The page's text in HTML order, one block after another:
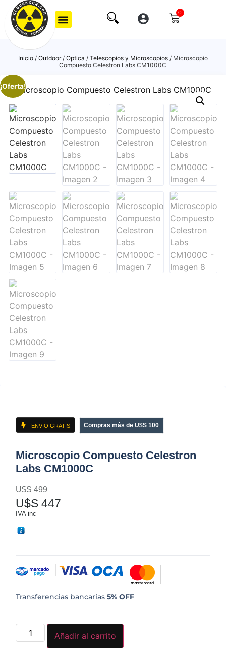
0
Inicio/ Outdoor/ Optica / Telescopios y Microscopios/ Microscopio
Compuesto Celestron Labs CM1000C
¡Oferta!
ENVIO GRATIS Compras más de U$S 100
Microscopio Compuesto Celestron
Labs CM1000C
U$S499
U$S 447
IVA inc
Transferencias bancarias5% OFF
Añadir al carrito